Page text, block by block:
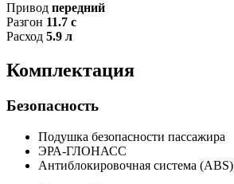
Привод передний
Разгон 11.7 с
Расход 5.9 л
Комплектация
Безопасность
Подушка безопасности пассажира
ЭРА-ГЛОНАСС
Антиблокировочная система (ABS)